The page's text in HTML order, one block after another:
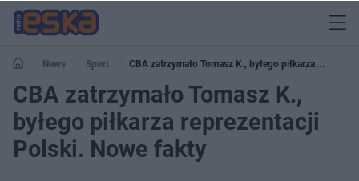
News Sport
CBA zatrzymało Tomasz K., byłego piłkarza
reprezentacji Polski. Nowe fakty
CBA zatrzymało Tomasz K.,
byłego piłkarza reprezentacji
Polski. Nowe fakty